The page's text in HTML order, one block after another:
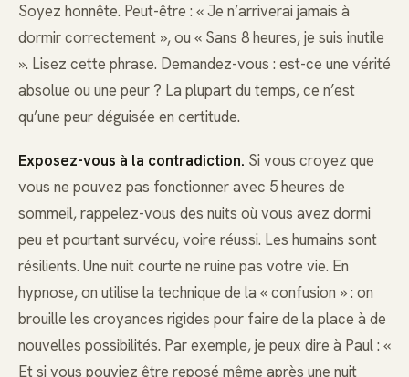
Soyez honnête. Peut-être : « Je n’arriverai jamais à
dormir correctement », ou « Sans 8 heures, je suis inutile
». Lisez cette phrase. Demandez-vous : est-ce une vérité
absolue ou une peur ? La plupart du temps, ce n’est
qu’une peur déguisée en certitude.
Exposez-vous à la contradiction. Si vous croyez que
vous ne pouvez pas fonctionner avec 5 heures de
sommeil, rappelez-vous des nuits où vous avez dormi
peu et pourtant survécu, voire réussi. Les humains sont
résilients. Une nuit courte ne ruine pas votre vie. En
hypnose, on utilise la technique de la « confusion » : on
brouille les croyances rigides pour faire de la place à de
nouvelles possibilités. Par exemple, je peux dire à Paul : «
Et si vous pouviez être reposé même après une nuit